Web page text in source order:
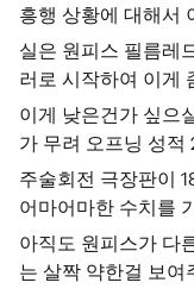
흥행 상황에 대해서
실은 원피스 필름레
러로 시작하여 이게
이게 낮은건가 싶으
가 무려 오프닝 성적
주술회전 극장판이
어마어마한 수치를
아직도 원피스가 다
는 살짝 약한걸 보여